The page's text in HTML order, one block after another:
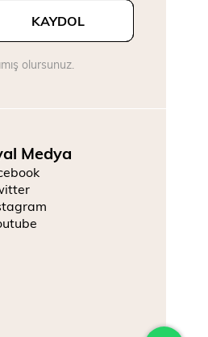
KAYDOL
olursunuz.
Medya